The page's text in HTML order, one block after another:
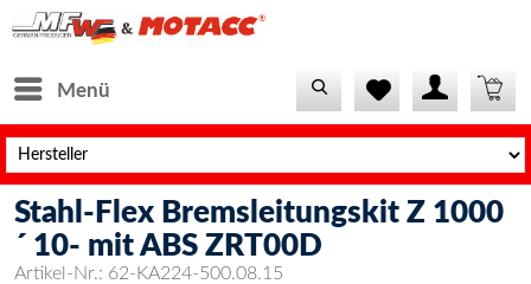
Menü
Stahl-Flex Bremsleitungskit Z 1000
´ 10- mit ABS ZRT00D
Artikel-Nr.: 62-KA224-500.08.15